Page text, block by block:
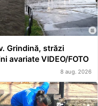
Grindină, străzi
avariate VIDEO/FOTO
8 aug. 2026